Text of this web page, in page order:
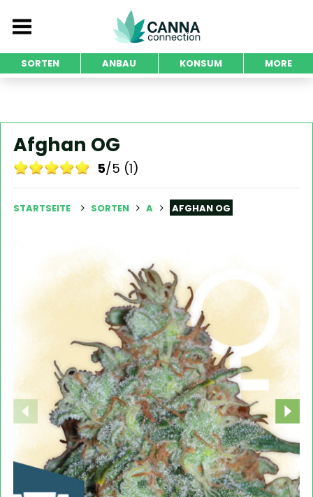
SORTEN ANBAU KONSUM MORE
Afghan OG
5/5 (1)
STARTSEITE SORTEN A AFGHAN OG